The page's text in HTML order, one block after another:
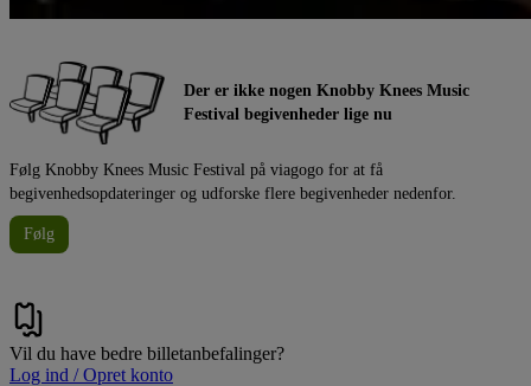
Der er ikke nogen Knobby Knees Music
Festival begivenheder lige nu
Følg Knobby Knees Music Festival på viagogo for at få
begivenhedsopdateringer og udforske flere begivenheder nedenfor.
Følg
Vil du have bedre billetanbefalinger?
Log ind / Opret konto